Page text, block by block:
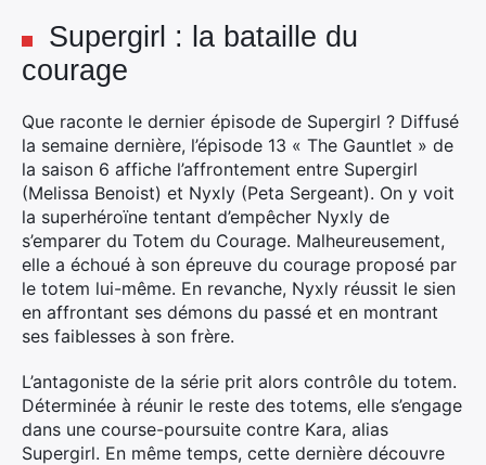
Supergirl : la bataille du
courage
Que raconte le dernier épisode de Supergirl ? Diffusé
la semaine dernière, l’épisode 13 « The Gauntlet » de
la saison 6 affiche l’affrontement entre Supergirl
(Melissa Benoist) et Nyxly (Peta Sergeant). On y voit
la superhéroïne tentant d’empêcher Nyxly de
s’emparer du Totem du Courage. Malheureusement,
elle a échoué à son épreuve du courage proposé par
le totem lui-même. En revanche, Nyxly réussit le sien
en affrontant ses démons du passé et en montrant
ses faiblesses à son frère.
L’antagoniste de la série prit alors contrôle du totem.
Déterminée à réunir le reste des totems, elle s’engage
dans une course-poursuite contre Kara, alias
Supergirl. En même temps, cette dernière découvre